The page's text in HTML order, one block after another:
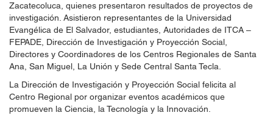
Zacatecoluca, quienes presentaron resultados de proyectos de
investigación. Asistieron representantes de la Universidad
Evangélica de El Salvador, estudiantes, Autoridades de ITCA –
FEPADE, Dirección de Investigación y Proyección Social,
Directores y Coordinadores de los Centros Regionales de Santa
Ana, San Miguel, La Unión y Sede Central Santa Tecla.
La Dirección de Investigación y Proyección Social felicita al
Centro Regional por organizar eventos académicos que
promueven la Ciencia, la Tecnología y la Innovación.